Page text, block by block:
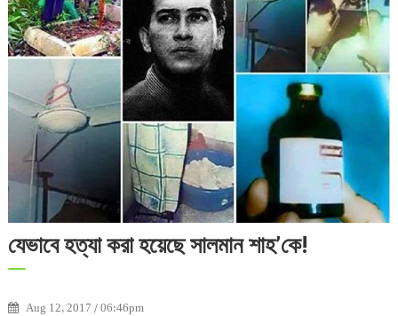
যেভাবে হত্যা করা হয়েছে সালমান শাহ’কে!
Aug 12, 2017 / 06:46pm